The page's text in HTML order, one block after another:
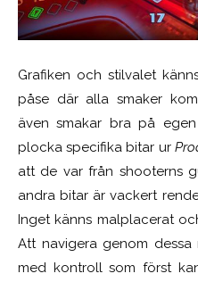
Grafiken och stilvalet
påse där alla smaker
även smakar bra på
plocka specifika bitar ur
att de var från shooterns
andra bitar är vackert
Inget känns malplacerat
Att navigera genom
med kontroll som först